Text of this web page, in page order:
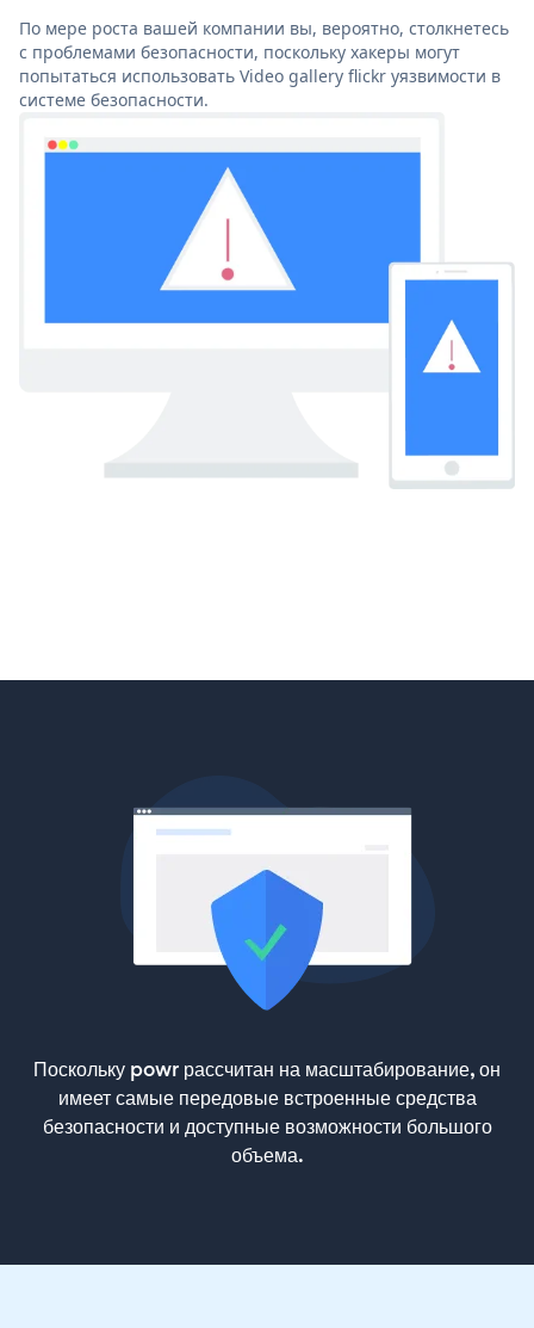
По мере роста вашей компании вы, вероятно, столкнетесь
с проблемами безопасности, поскольку хакеры могут
попытаться использовать Video gallery flickr уязвимости в
системе безопасности.
Поскольку powr рассчитан на масштабирование, он
имеет самые передовые встроенные средства
безопасности и доступные возможности большого
объема.